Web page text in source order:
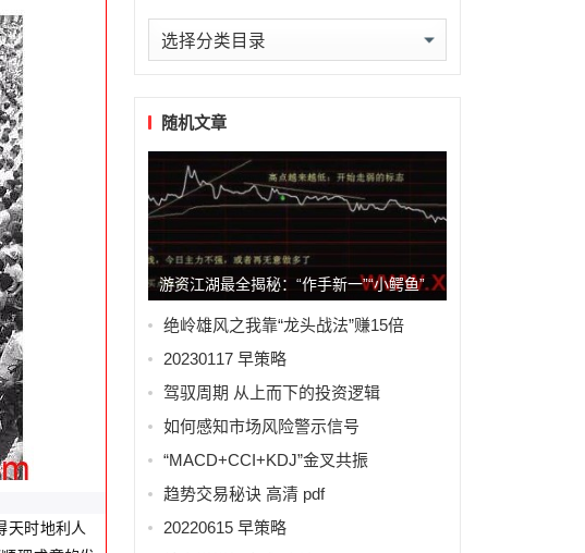
天时地利人
文
章
类随机文章
游资江湖最全揭秘：“作手新一”“小鳄鱼”
牛在哪里？生态改变后...
绝岭雄风之我靠“龙头战法”赚15倍
20230117 早策略
驾驭周期 从上而下的投资逻辑
如何感知市场风险警示信号
“MACD+CCI+KDJ”金叉共振
趋势交易秘诀 高清 pdf
20220615 早策略